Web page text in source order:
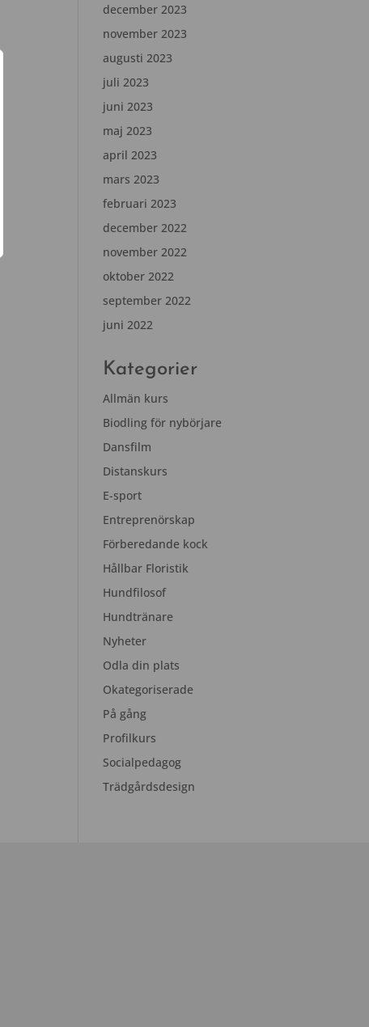
december 2023
november 2023
augusti 2023
juli 2023
juni 2023
maj 2023
april 2023
mars 2023
februari 2023
december 2022
november 2022
oktober 2022
september 2022
juni 2022
Kategorier
Allmän kurs
Biodling för nybörjare
Dansfilm
Distanskurs
E-sport
Entreprenörskap
Förberedande kock
Hållbar Floristik
Hundfilosof
Hundtränare
Nyheter
Odla din plats
Okategoriserade
På gång
Profilkurs
Socialpedagog
Trädgårdsdesign